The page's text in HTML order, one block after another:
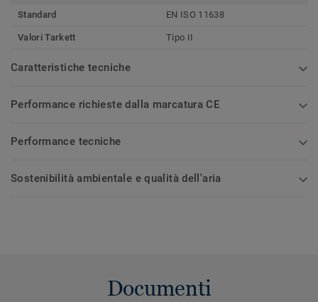
Standard
EN ISO 11638
Valori Tarkett Tipo II
Caratteristiche tecniche
Performance richieste dalla marcatura CE
Performance tecniche
Sostenibilità ambientale e qualità dell'aria
Documenti